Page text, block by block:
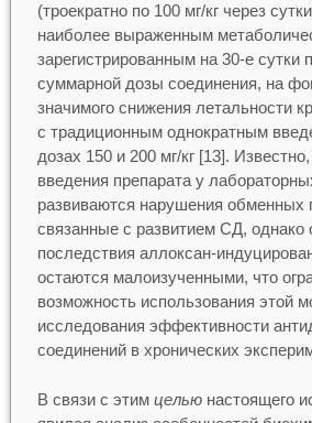
(троекратно по 100 мг/кг через
наиболее выраженным
зарегистрированным на 30-е сутки
суммарной дозы соединения, на
значимого снижения летальности
с традиционным однократным
дозах 150 и 200 мг/кг [13].
введения препарата у
развиваются нарушения обменных
связанные с развитием СД, однако
последствия аллоксан-
остаются малоизученными, что
возможность использования этой
исследования эффективности
соединений в хронических
В связи с этим целью настоящего